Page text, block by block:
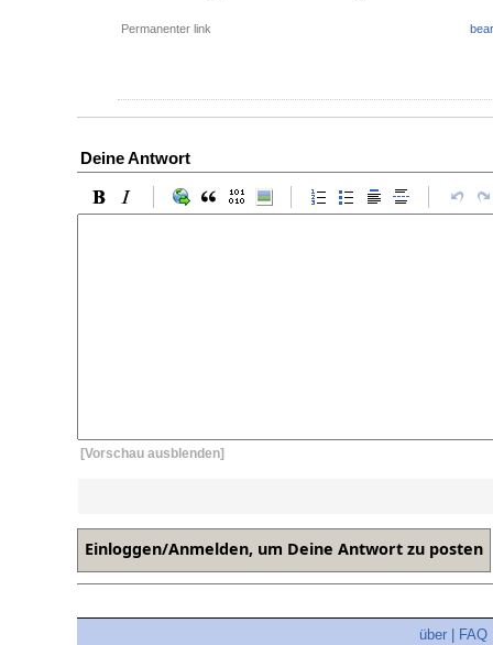
Permanenter link
Deine Antwort
[Vorschau ausblenden]
über FAQ